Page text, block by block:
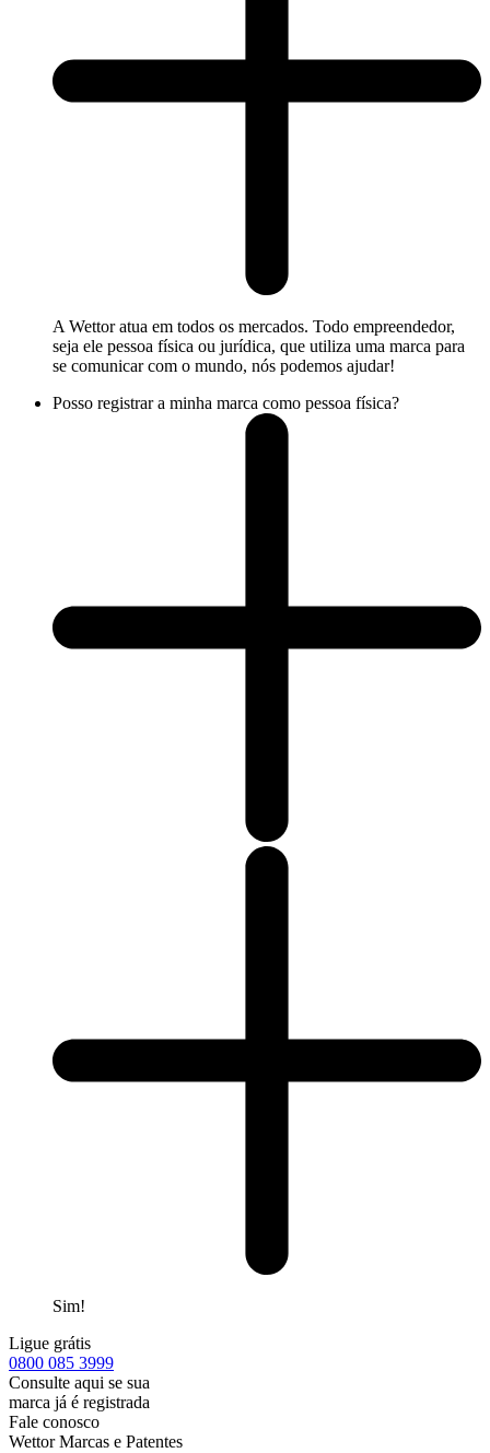
A Wettor atua em todos os mercados. Todo empreendedor,
seja ele pessoa física ou jurídica, que utiliza uma marca para
se comunicar com o mundo, nós podemos ajudar!
Posso registrar a minha marca como pessoa física?
Sim!
Ligue grátis
0800 085 3999
Consulte aqui se sua
marca já é registrada
Fale conosco
Wettor Marcas e Patentes